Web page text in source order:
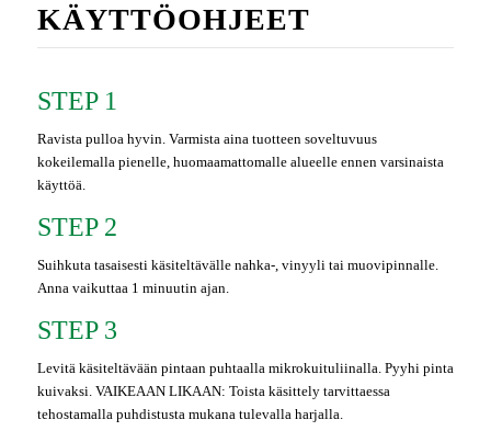
KÄYTTÖOHJEET
STEP 1
Ravista pulloa hyvin. Varmista aina tuotteen soveltuvuus
kokeilemalla pienelle, huomaamattomalle alueelle ennen varsinaista
käyttöä.
STEP 2
Suihkuta tasaisesti käsiteltävälle nahka-, vinyyli tai muovipinnalle.
Anna vaikuttaa 1 minuutin ajan.
STEP 3
Levitä käsiteltävään pintaan puhtaalla mikrokuituliinalla. Pyyhi pinta
kuivaksi. VAIKEAAN LIKAAN: Toista käsittely tarvittaessa
tehostamalla puhdistusta mukana tulevalla harjalla.